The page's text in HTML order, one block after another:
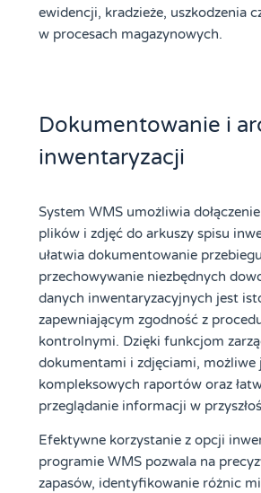
ewidencji, kradzieże, uszkodzenia
w procesach magazynowych.
Dokumentowanie i
inwentaryzacji
System WMS umożliwia
plików i zdjęć do arkuszy spisu
ułatwia dokumentowanie
przechowywanie niezbędnych
danych inwentaryzacyjnych jest
zapewniającym zgodność z
kontrolnymi. Dzięki funkcjom
dokumentami i zdjęciami, możliwe
kompleksowych raportów oraz
przeglądanie informacji w
Efektywne korzystanie z opcji
programie WMS pozwala na
zapasów, identyfikowanie różnic